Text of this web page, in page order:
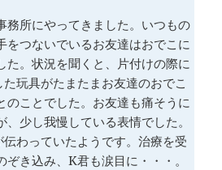
務所にやってきました。いつもの
をつないでいるお友達はおでこに
た。状況を聞くと、片付けの際に
玩具がたまたまお友達のおでこ
のことでした。お友達も痛そうに
少し我慢している表情でした。
わっていたようです。治療を受
き込み、K君も涙目に・・・。